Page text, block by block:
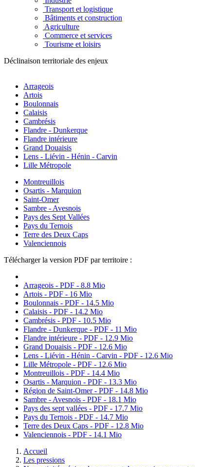
Transport et logistique
Bâtiments et construction
Agriculture
Commerce et services
Tourisme et loisirs
Déclinaison territoriale des enjeux
Arrageois
Artois
Boulonnais
Calaisis
Cambrésis
Flandre - Dunkerque
Flandre intérieure
Grand Douaisis
Lens - Liévin - Hénin - Carvin
Lille Métropole
Montreuillois
Osartis - Marquion
Saint-Omer
Sambre - Avesnois
Pays des Sept Vallées
Pays du Ternois
Terre des Deux Caps
Valenciennois
Télécharger la version PDF par territoire :
Arrageois - PDF - 8.8 Mio
Artois - PDF - 16 Mio
Boulonnais - PDF - 14.5 Mio
Calaisis - PDF - 14.2 Mio
Cambrésis - PDF - 10.5 Mio
Flandre - Dunkerque - PDF - 11 Mio
Flandre intérieure - PDF - 12.9 Mio
Grand Douaisis - PDF - 12.6 Mio
Lens - Liévin - Hénin - Carvin - PDF - 12.6 Mio
Lille Métropole - PDF - 12.6 Mio
Montreuillois - PDF - 14.4 Mio
Osartis - Marquion - PDF - 13.3 Mio
Région de Saint-Omer - PDF - 14.8 Mio
Sambre - Avesnois - PDF - 18.1 Mio
Pays des sept vallées - PDF - 17.7 Mio
Pays du Ternois - PDF - 14.7 Mio
Terre des Deux Caps - PDF - 12.8 Mio
Valenciennois - PDF - 14.1 Mio
Accueil
Les pressions